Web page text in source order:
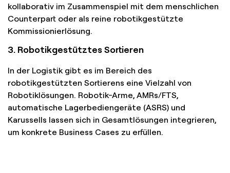
kollaborativ im Zusammenspiel mit dem menschlichen
Counterpart oder als reine robotikgestützte
Kommissionierlösung.
3. Robotikgestütztes Sortieren
In der Logistik gibt es im Bereich des
robotikgestützten Sortierens eine Vielzahl von
Robotiklösungen. Robotik-Arme, AMRs/FTS,
automatische Lagerbediengeräte (ASRS) und
Karussells lassen sich in Gesamtlösungen integrieren,
um konkrete Business Cases zu erfüllen.